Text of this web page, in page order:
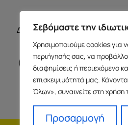
Σεβόμαστε την
Χρησιμοποιούμε cookies για
περιήγησής σας, να
διαφημίσεις ή περιεχόμενο
επισκεψιμότητά μας.
Όλων», συναινείτε στη
Προσαρμογή
Δευτέρα με Παρασκευή